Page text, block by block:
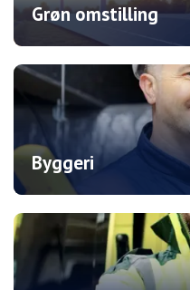
Grøn omstilling
Byggeri